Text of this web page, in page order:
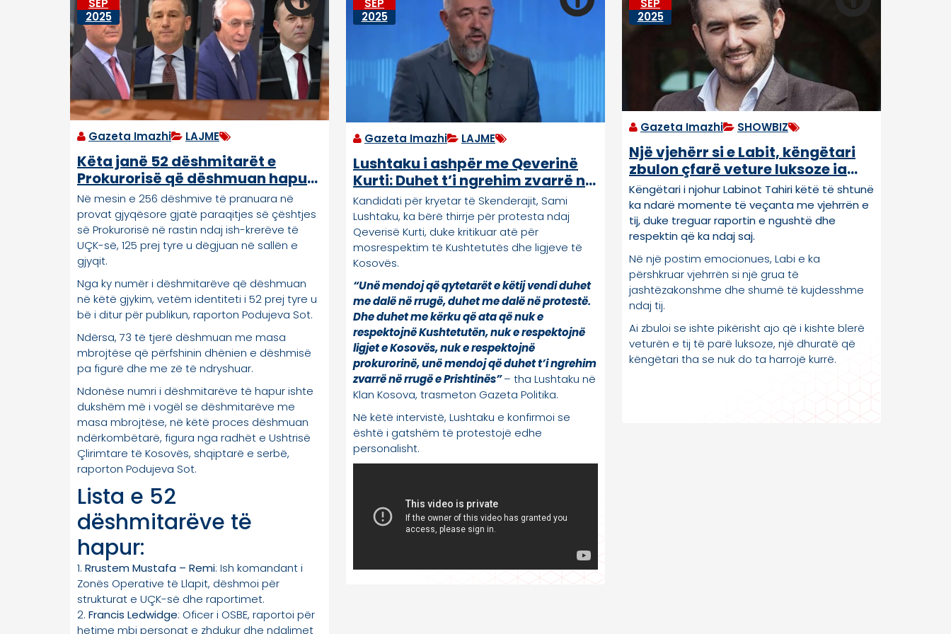
SEP
2025
Gazeta Imazhi LAJME
Këta janë 52 dëshmitarët e
Prokurorisë që dëshmuan hapur
në gjykimin ndaj ish-krerëve të
UÇK-së
Në mesin e 256 dëshmive të pranuara në
provat gjyqësore gjatë paraqitjes së çështjes
së Prokurorisë në rastin ndaj ish-krerëve të
UÇK-së, 125 prej tyre u dëgjuan në sallën e
gjyqit.
Nga ky numër i dëshmitarëve që dëshmuan
në këtë gjykim, vetëm identiteti i 52 prej tyre u
bë i ditur për publikun, raporton Podujeva Sot.
Ndërsa, 73 të tjerë dëshmuan me masa
mbrojtëse që përfshinin dhënien e dëshmisë
pa figurë dhe me zë të ndryshuar.
Ndonëse numri i dëshmitarëve të hapur ishte
dukshëm më i vogël se dëshmitarëve me
masa mbrojtëse, në këtë proces dëshmuan
ndërkombëtarë, figura nga radhët e Ushtrisë
Çlirimtare të Kosovës, shqiptarë e serbë,
raporton Podujeva Sot.
Lista e 52
dëshmitarëve të
hapur:
1. Rrustem Mustafa – Remi: Ish komandant i
Zonës Operative të Llapit, dëshmoi për
strukturat e UÇK-së dhe raportimet.
2. Francis Ledwidge: Oficer i OSBE, raportoi për
hetime mbi personat e zhdukur dhe ndalimet
SEP
2025
Gazeta Imazhi LAJME
Lushtaku i ashpër me Qeverinë
Kurti: Duhet t’i ngrehim zvarrë në
rrugët e Prishtinës
Kandidati për kryetar të Skenderajit, Sami
Lushtaku, ka bërë thirrje për protesta ndaj
Qeverisë Kurti, duke kritikuar atë për
mosrespektim të Kushtetutës dhe ligjeve të
Kosovës.
“Unë mendoj që qytetarët e këtij vendi duhet
me dalë në rrugë, duhet me dalë në protestë.
Dhe duhet me kërku që ata që nuk e
respektojnë Kushtetutën, nuk e respektojnë
ligjet e Kosovës, nuk e respektojnë
prokurorinë, unë mendoj që duhet t’i ngrehim
zvarrë në rrugë e Prishtinës”– tha Lushtaku në
Klan Kosova, trasmeton Gazeta Politika.
Në këtë intervistë, Lushtaku e konfirmoi se
është i gatshëm të protestojë edhe
personalisht.
SEP
2025
Gazeta Imazhi SHOWBIZ
Një vjehërr si e Labit, këngëtari
zbulon çfarë veture luksoze ia
bleu ajo
Këngëtari i njohur Labinot Tahiri këtë të shtunë
ka ndarë momente të veçanta me vjehrrën e
tij, duke treguar raportin e ngushtë dhe
respektin që ka ndaj saj.
Në një postim emocionues, Labi e ka
përshkruar vjehrrën si një grua të
jashtëzakonshme dhe shumë të kujdesshme
ndaj tij.
Ai zbuloi se ishte pikërisht ajo që i kishte blerë
veturën e tij të parë luksoze, një dhuratë që
këngëtari tha se nuk do ta harrojë kurrë.